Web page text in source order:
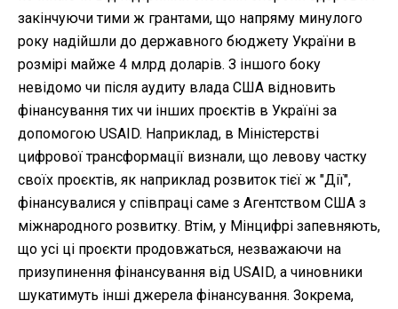
закінчуючи тими ж грантами, що напряму минулого
року надійшли до державного бюджету України в
розмірі майже 4 млрд доларів. З іншого боку
невідомо чи після аудиту влада США відновить
фінансування тих чи інших проєктів в Україні за
допомогою USAID. Наприклад, в Міністерстві
цифрової трансформації визнали, що левову частку
своїх проєктів, як наприклад розвиток тієї ж "Дії",
фінансувалися у співпраці саме з Агентством США з
міжнародного розвитку. Втім, у Мінцифрі запевняють,
що усі ці проєкти продовжаться, незважаючи на
призупинення фінансування від USAID, а чиновники
шукатимуть інші джерела фінансування. Зокрема,